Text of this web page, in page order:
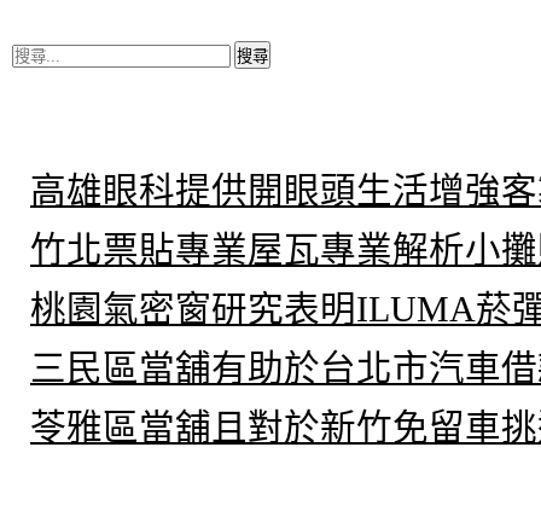
搜
尋
高雄眼科提供開眼頭生活增強
竹北票貼專業屋瓦專業解析小
桃園氣密窗研究表明ILUMA菸
三民區當舖有助於台北市汽車
苓雅區當舖且對於新竹免留車